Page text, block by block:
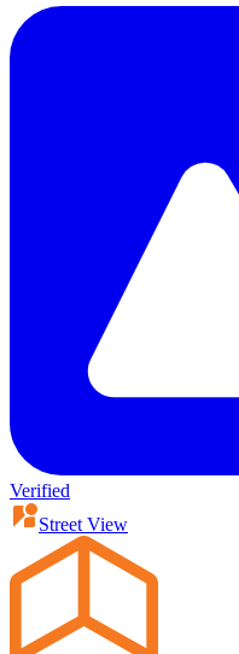
Verified
Street View